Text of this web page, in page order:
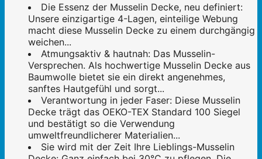
Die Essenz der Musselin Decke, neu definiert:
Unsere einzigartige 4-Lagen, einteilige Webung
macht diese Musselin Decke zu einem durchgängig
weichen...
Atmungsaktiv & hautnah: Das Musselin-
Versprechen. Als hochwertige Musselin Decke aus
Baumwolle bietet sie ein direkt angenehmes,
sanftes Hautgefühl und sorgt...
Verantwortung in jeder Faser: Diese Musselin
Decke trägt das OEKO-TEX Standard 100 Siegel
und bestätigt so die Verwendung
umweltfreundlicherer Materialien...
Sie wird mit der Zeit Ihre Lieblings-Musselin